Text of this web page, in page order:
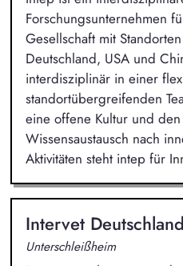
Forschungsunternehmen
Gesellschaft mit
Deutschland, USA und
interdisziplinär in einer
standortübergreifenden
eine offene Kultur und den
Wissensaustausch nach
Aktivitäten steht intep für
Intervet
Unterschleißheim